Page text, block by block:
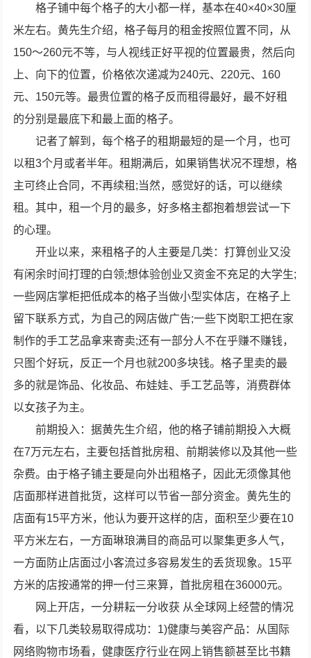
格子铺中每个格子的大小都一样，基本在40×40×30厘
米左右。黄先生介绍，格子每月的租金按照位置不同，从
150～260元不等，与人视线正好平视的位置最贵，然后向
上、向下的位置，价格依次递减为240元、220元、160
元、150元等。最贵位置的格子反而租得最好，最不好租
的分别是最底下和最上面的格子。
记者了解到，每个格子的租期最短的是一个月，也可
以租3个月或者半年。租期满后，如果销售状况不理想，格
主可终止合同，不再续租;当然，感觉好的话，可以继续
租。其中，租一个月的最多，好多格主都抱着想尝试一下
的心理。
开业以来，来租格子的人主要是几类：打算创业又没
有闲余时间打理的白领;想体验创业又资金不充足的大学生;
一些网店掌柜把低成本的格子当做小型实体店，在格子上
留下联系方式，为自己的网店做广告;一些下岗职工把在家
制作的手工艺品拿来寄卖;还有一部分人不在乎赚不赚钱，
只图个好玩，反正一个月也就200多块钱。格子里卖的最
多的就是饰品、化妆品、布娃娃、手工艺品等，消费群体
以女孩子为主。
前期投入：据黄先生介绍，他的格子铺前期投入大概
在7万元左右，主要包括首批房租、前期装修以及其他一些
杂费。由于格子铺主要是向外出租格子，因此无须像其他
店面那样进首批货，这样可以节省一部分资金。黄先生的
店面有15平方米，他认为要开这样的店，面积至少要在10
平方米左右，一方面琳琅满目的商品可以聚集更多人气，
一方面防止店面过小客流过多容易发生的丢货现象。15平
方米的店按通常的押一付三来算，首批房租在36000元。
网上开店，一分耕耘一分收获 从全球网上经营的情况
看，以下几类较易取得成功：1)健康与美容产品：从国际
网络购物市场看，健康医疗行业在网上销售额甚至比书籍